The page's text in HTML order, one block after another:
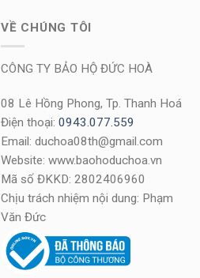
VỀ CHÚNG TÔI
CÔNG TY BẢO HỘ ĐỨC HOÀ
08 Lê Hồng Phong, Tp. Thanh Hoá
Điện thoại: 0943.077.559
Email: duchoa08th@gmail.com
Website: www.baohoduchoa.vn
Mã số ĐKKD: 2802406960
Chịu trách nhiệm nội dung: Phạm
Văn Đức